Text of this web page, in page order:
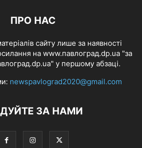
ПРО НАС
сайту лише за наявності
на www.павлоград.dp.ua "за
у першому абзаці.
newspavlograd2020@gmail.com
ЗА НАМИ